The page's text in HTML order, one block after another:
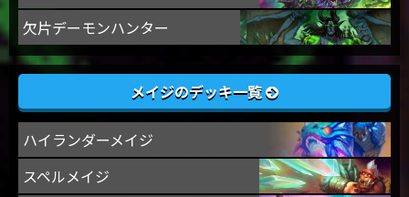
欠片デーモンハンター
メイジのデッキ一覧
ハイランダーメイジ
スペルメイジ